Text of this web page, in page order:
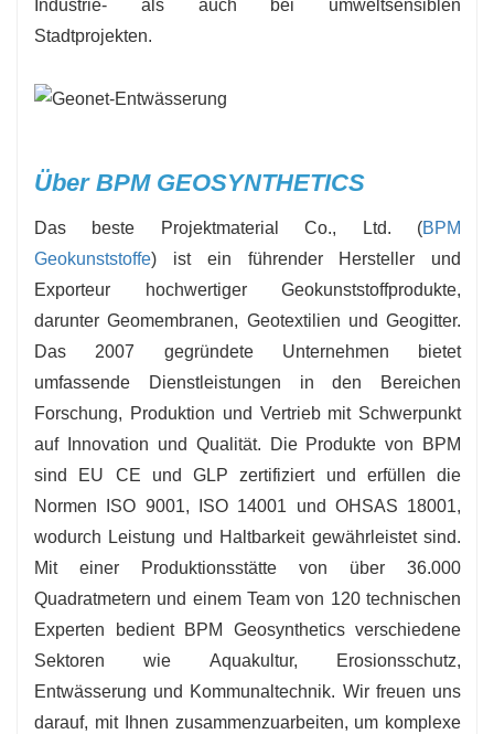
Industrie- als auch bei umweltsensiblen
Stadtprojekten.
Über BPM GEOSYNTHETICS
Das beste Projektmaterial Co., Ltd. (BPM
Geokunststoffe) ist ein führender Hersteller und
Exporteur hochwertiger Geokunststoffprodukte,
darunter Geomembranen, Geotextilien und Geogitter.
Das 2007 gegründete Unternehmen bietet
umfassende Dienstleistungen in den Bereichen
Forschung, Produktion und Vertrieb mit Schwerpunkt
auf Innovation und Qualität. Die Produkte von BPM
sind EU CE und GLP zertifiziert und erfüllen die
Normen ISO 9001, ISO 14001 und OHSAS 18001,
wodurch Leistung und Haltbarkeit gewährleistet sind.
Mit einer Produktionsstätte von über 36.000
Quadratmetern und einem Team von 120 technischen
Experten bedient BPM Geosynthetics verschiedene
Sektoren wie Aquakultur, Erosionsschutz,
Entwässerung und Kommunaltechnik. Wir freuen uns
darauf, mit Ihnen zusammenzuarbeiten, um komplexe